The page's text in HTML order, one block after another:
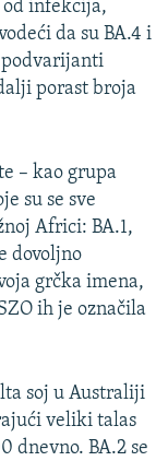
od infekcija,
da su BA.4 i
podvarijanti
porast broja
– kao grupa
su se sve
Africi: BA.1,
dovoljno
grčka imena,
ih je označila
soj u Australiji
veliki talas
dnevno. BA.2 se